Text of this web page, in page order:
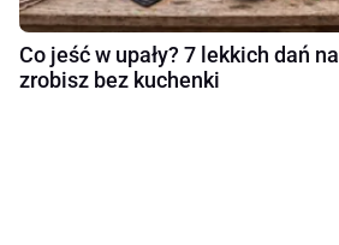
Co jeść w upały? 7 lekkich dań
zrobisz bez kuchenki